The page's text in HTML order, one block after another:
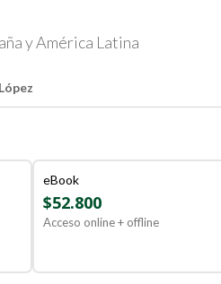
y América Latina
eBook
$52.800
Acceso online + offline